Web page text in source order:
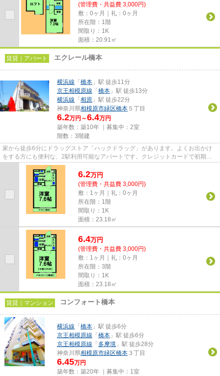
(管理費・共益費 3,000円)
敷：0ヶ月｜礼：0ヶ月
所在階：1階
間取り：1K
面積：20.91㎡
賃貸｜アパート エクレール橋本
横浜線 「 橋本 」駅 徒歩11分
京王相模原線 「 橋本 」駅 徒歩13分
横浜線 「 相原 」駅 徒歩22分
神奈川県相模原市緑区橋本 ５丁目
6.2万円～6.4万円
築年数：築10年 ｜募集中： 2室
階数：3階建
家から徒歩6分にドラッグストア「ハックドラッグ」があります。よくお出かけ
をする方にも便利な、2駅利用可能なアパートです。クレジットカードで初期費
用がお支払いいただけるので、...
6.2万円
(管理費・共益費 3,000円)
敷：1ヶ月｜礼：0ヶ月
所在階：1階
間取り：1K
面積：23.18㎡
6.4万円
(管理費・共益費 3,000円)
敷：1ヶ月｜礼：0ヶ月
所在階：3階
間取り：1K
面積：23.18㎡
賃貸｜マンション コンフォート橋本
横浜線 「 橋本 」駅 徒歩6分
京王相模原線 「 橋本 」駅 徒歩6分
京王相模原線 「 多摩境 」駅 徒歩28分
神奈川県相模原市緑区橋本 ３丁目
6.45万円
築年数：築20年 ｜募集中： 1室